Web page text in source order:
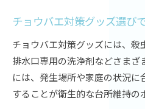
DIYで手軽にできる
用
家庭で実践できるチ
チョウバエの弱点を
チョウバエ対策グッズ選び
チョウバエ対策グッズには、殺
排水口専用の洗浄剤などさまざ
には、発生場所や家庭の状況
することが衛生的な台所維持の